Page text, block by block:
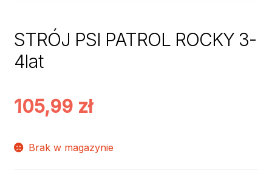
STRÓJ PSI PATROL ROCKY 3-
4lat
105,99 zł
Brak w magazynie